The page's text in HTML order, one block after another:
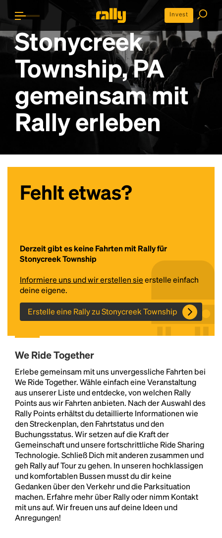
Invest
Stonycreek
Township, PA
gemeinsam mit
Rally erleben
Fehlt etwas?
Derzeit gibt es keine Fahrten mit Rally für
Stonycreek Township
Informiere uns und wir erstellen sieerstelle einfach
deine eigene.
Erstelle eine Rally zu Stonycreek Township
We Ride Together
Erlebe gemeinsam mit uns unvergessliche Fahrten bei
We Ride Together. Wähle einfach eine Veranstaltung
aus unserer Liste und entdecke, von welchen Rally
Points aus wir Fahrten anbieten. Nach der Auswahl des
Rally Points erhältst du detaillierte Informationen wie
den Streckenplan, den Fahrtstatus und den
Buchungsstatus. Wir setzen auf die Kraft der
Gemeinschaft und unsere fortschrittliche Ride Sharing
Technologie. Schließ Dich mit anderen zusammen und
geh Rally auf Tour zu gehen. In unseren hochklassigen
und komfortablen Bussen musst du dir keine
Gedanken über den Verkehr und die Parksituation
machen. Erfahre mehr über Rally oder nimm Kontakt
mit uns auf. Wir freuen uns auf deine Ideen und
Anregungen!
Headline
Lorem Ipsum is simply dummy text of the printing
and typesetting industry.Lorem Ipsum has been the
industry's standarddummy text ever since the
1500s, when an unknown printer took a galley of
type and scrambled it to make a type specimen
book. It has survived not only five centuries, but also
the leap into electronic typesetting, remaining
essentially unchanged.